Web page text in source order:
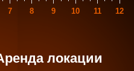
7 8 9 10 11 12
локации